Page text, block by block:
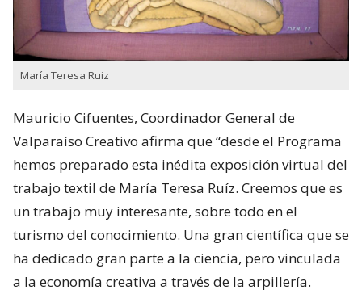
María Teresa Ruiz
Mauricio Cifuentes, Coordinador General de
Valparaíso Creativo afirma que “desde el Programa
hemos preparado esta inédita exposición virtual del
trabajo textil de María Teresa Ruíz. Creemos que es
un trabajo muy interesante, sobre todo en el
turismo del conocimiento. Una gran científica que se
ha dedicado gran parte a la ciencia, pero vinculada
a la economía creativa a través de la arpillería.